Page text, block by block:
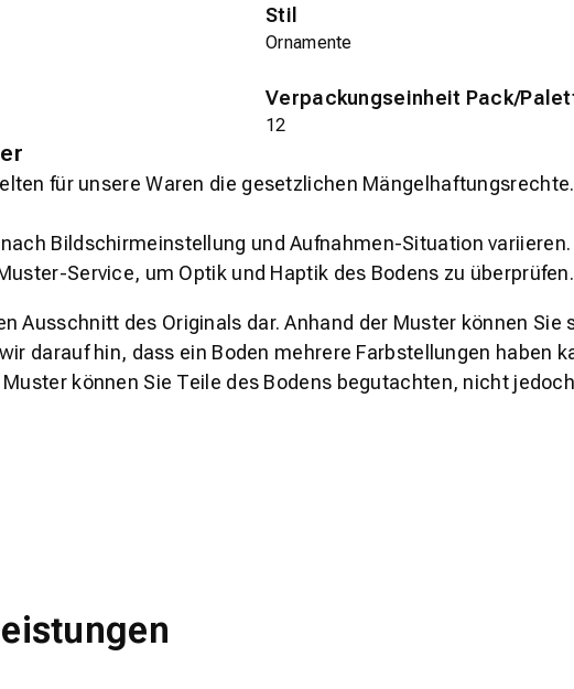
Stil
Ornamente
Verpackungseinheit Pack/
12
für unsere Waren die gesetzlichen Mängelhaftungsrechte.
Bildschirmeinstellung und Aufnahmen-Situation
Service, um Optik und Haptik des Bodens zu überprüfen.
Ausschnitt des Originals dar. Anhand der Muster können
darauf hin, dass ein Boden mehrere Farbstellungen haben
können Sie Teile des Bodens begutachten, nicht